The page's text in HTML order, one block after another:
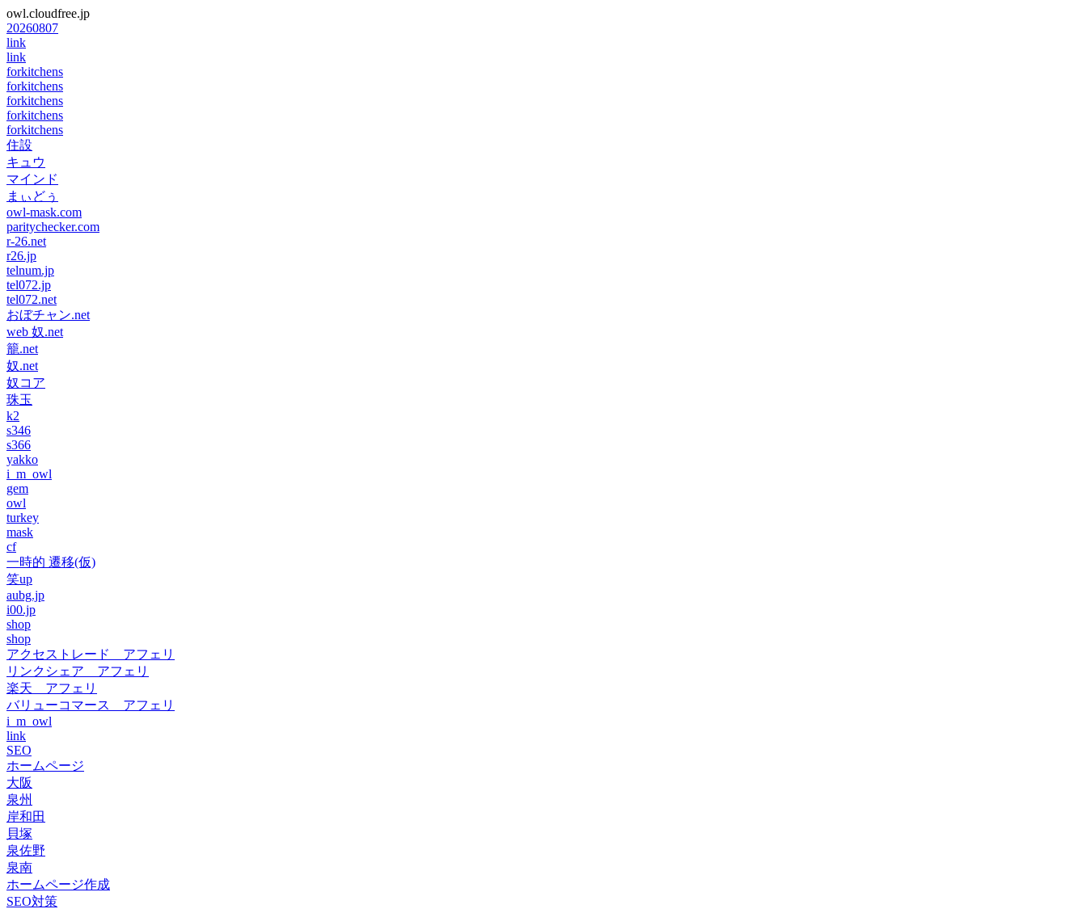
owl.cloudfree.jp
20260807
link
link
forkitchens
forkitchens
forkitchens
forkitchens
forkitchens
住設
キュウ
マインド
まぃどぅ
owl-mask.com
paritychecker.com
r-26.net
r26.jp
telnum.jp
tel072.jp
tel072.net
おぼチャン.net
web 奴.net
籠.net
奴.net
奴コア
珠玉
k2
s346
s366
yakko
i_m_owl
gem
owl
turkey
mask
cf
一時的 遷移(仮)
笑up
aubg.jp
i00.jp
shop
shop
アクセストレード アフェリ
リンクシェア アフェリ
楽天 アフェリ
バリューコマース アフェリ
i_m_owl
link
SEO
ホームページ
大阪
泉州
岸和田
貝塚
泉佐野
泉南
ホームページ作成
SEO対策